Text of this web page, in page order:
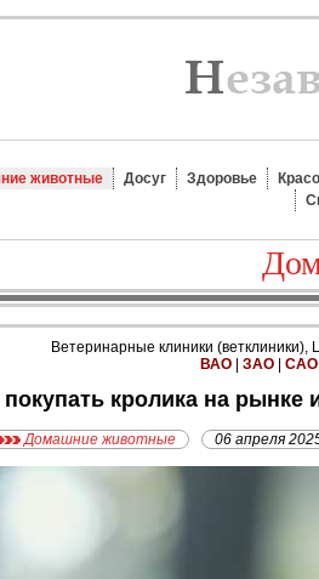
животные Досуг Здоровье
Ветеринарные клиники
ВАО
ЗАО САО
покупать кролика на рынке
Домашние животные 06 апреля